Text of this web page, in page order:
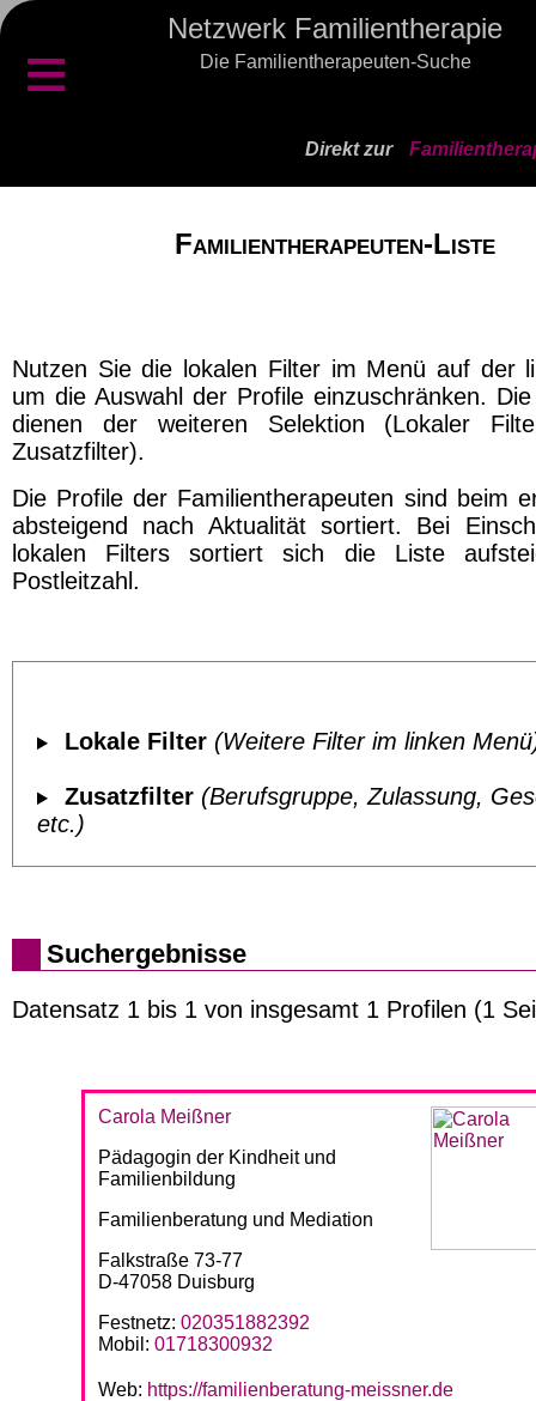
Netzwerk Familientherapie
Die Familientherapeuten-Suche
≡
Direkt zur
Familientherapeuten-Liste
Nutzen Sie die lokalen Filter im Menü auf der
um die Auswahl der Profile einzuschränken.
dienen der weiteren Selektion (Lokaler
Zusatzfilter).
Die Profile der Familientherapeuten sind beim
absteigend nach Aktualität sortiert. Bei
lokalen Filters sortiert sich die Liste
Postleitzahl.
Lokale Filter (Weitere Filter im linken
Zusatzfilter (Berufsgruppe, Zulassung,
etc.)
Suchergebnisse
Datensatz 1 bis 1 von insgesamt 1 Profilen (1
Carola Meißner
Pädagogin der Kindheit und
Familienbildung
Familienberatung und Mediation
Falkstraße 73-77
D-47058 Duisburg
Festnetz: 020351882392
Mobil: 01718300932
Web: https://familienberatung-meissner.de